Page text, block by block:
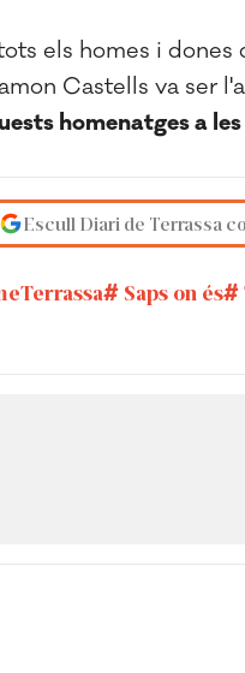
els homes i
Castells va ser
homenatges a
Escull Diari de Terrassa
Saps on és